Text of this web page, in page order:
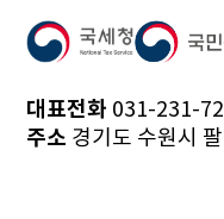
대표전화 031-231-
주소 경기도 수원시